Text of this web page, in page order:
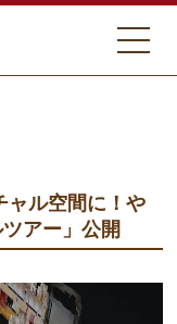
ャル空間に！や
アー」公開